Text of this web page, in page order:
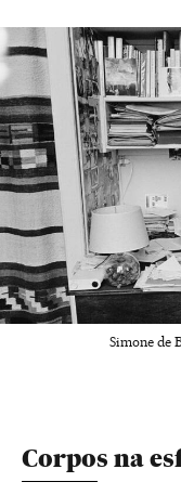
Simone de
Corpos na